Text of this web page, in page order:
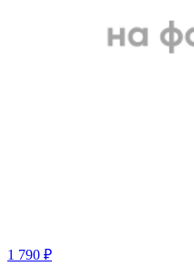
1 790 ₽